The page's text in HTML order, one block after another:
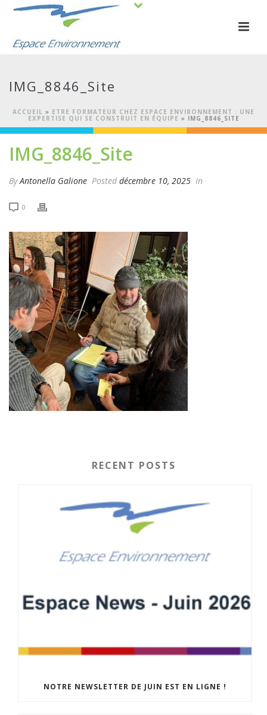
IMG_8846_Site
ACCUEIL » ETRE FORMATEUR CHEZ ESPACE ENVIRONNEMENT : UNE
EXPERTISE QUI SE CONSTRUIT EN ÉQUIPE » IMG_8846_SITE
IMG_8846_Site
ByAntonella Galione Posted décembre 10, 2025 In
0
RECENT POSTS
NOTRE NEWSLETTER DE JUIN EST EN LIGNE !